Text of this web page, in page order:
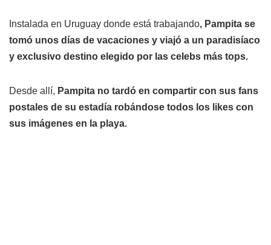
Instalada en Uruguay donde está trabajando, Pampita se
tomó unos días de vacaciones y viajó a un paradisíaco
y exclusivo destino elegido por las celebs más tops.
Desde allí, Pampita no tardó en compartir con sus fans
postales de su estadía robándose todos los likes con
sus imágenes en la playa.